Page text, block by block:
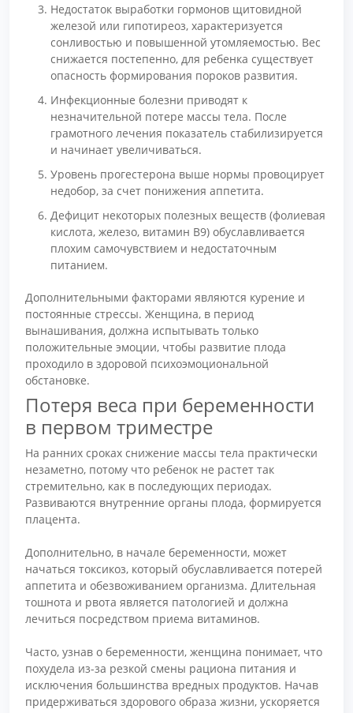
Недостаток выработки гормонов щитовидной
железой или гипотиреоз, характеризуется
сонливостью и повышенной утомляемостью. Вес
снижается постепенно, для ребенка существует
опасность формирования пороков развития.
Инфекционные болезни приводят к
незначительной потере массы тела. После
грамотного лечения показатель стабилизируется
и начинает увеличиваться.
Уровень прогестерона выше нормы провоцирует
недобор, за счет понижения аппетита.
Дефицит некоторых полезных веществ (фолиевая
кислота, железо, витамин В9) обуславливается
плохим самочувствием и недостаточным
питанием.
Дополнительными факторами являются курение и
постоянные стрессы. Женщина, в период
вынашивания, должна испытывать только
положительные эмоции, чтобы развитие плода
проходило в здоровой психоэмоциональной
обстановке.
Потеря веса при беременности
в первом триместре
На ранних сроках снижение массы тела практически
незаметно, потому что ребенок не растет так
стремительно, как в последующих периодах.
Развиваются внутренние органы плода, формируется
плацента.
Дополнительно, в начале беременности, может
начаться токсикоз, который обуславливается потерей
аппетита и обезвоживанием организма. Длительная
тошнота и рвота является патологией и должна
лечиться посредством приема витаминов.
Часто, узнав о беременности, женщина понимает, что
похудела из-за резкой смены рациона питания и
исключения большинства вредных продуктов. Начав
придерживаться здорового образа жизни, ускоряется